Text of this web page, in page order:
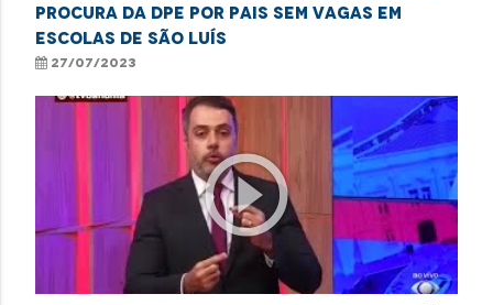
procura da DPE por pais sem vagas em
escolas de São Luís
27/07/2023
play_circle_outline